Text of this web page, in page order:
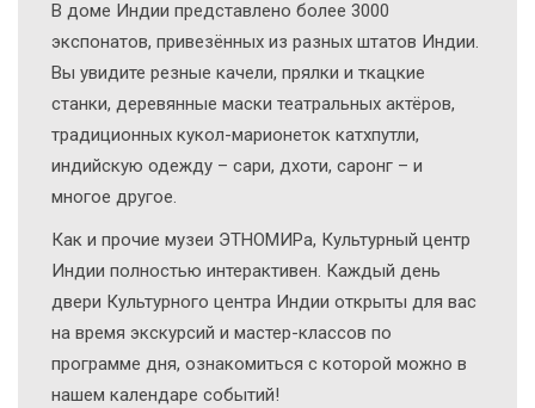
В доме Индии представлено более 3000
экспонатов, привезённых из разных штатов Индии.
Вы увидите резные качели, прялки и ткацкие
станки, деревянные маски театральных актёров,
традиционных кукол-марионеток катхпутли,
индийскую одежду – сари, дхоти, саронг – и
многое другое.
Как и прочие музеи ЭТНОМИРа, Культурный центр
Индии полностью интерактивен. Каждый день
двери Культурного центра Индии открыты для вас
на время экскурсий и мастер-классов по
программе дня, ознакомиться с которой можно в
нашем календаре событий!